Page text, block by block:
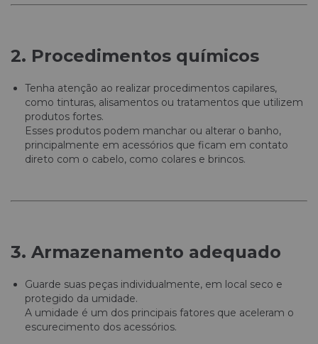
2. Procedimentos químicos
Tenha atenção ao realizar procedimentos capilares,
como tinturas, alisamentos ou tratamentos que utilizem
produtos fortes.
Esses produtos podem manchar ou alterar o banho,
principalmente em acessórios que ficam em contato
direto com o cabelo, como colares e brincos.
3. Armazenamento adequado
Guarde suas peças individualmente, em local seco e
protegido da umidade.
A umidade é um dos principais fatores que aceleram o
escurecimento dos acessórios.